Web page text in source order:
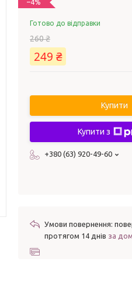
–4%
Готово до відправки
260 ₴
249 ₴
Купити
Купити з
+380 (63) 920-49-60
протягом 14 днів за